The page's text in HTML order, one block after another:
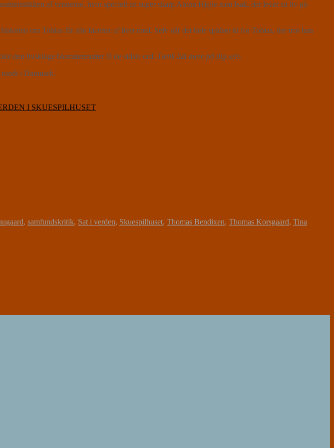
af vennerne, hvor specielt en super skarp Anton Hjejle som Isak, der lever sit liv på
om Tobias får alle facetter af livet med. Selv når det hele spidser til for Tobias, der tror han
den livskloge blomstermutter få de sidste ord. Tænk lidt mere på dig selv.
i Danmark.
I SKUESPILHUSET
, samfundskritik, Sat i verden, Skuespilhuset, Thomas Bendixen, Thomas Korsgaard, Tina